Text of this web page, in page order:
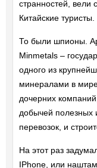
странностей, вели
Китайские туристы.
То были шпионы.
Minmetals –
одного из
минералами в
дочерних
добычей полезных
перевозок, и
На этот раз
IPhone, или